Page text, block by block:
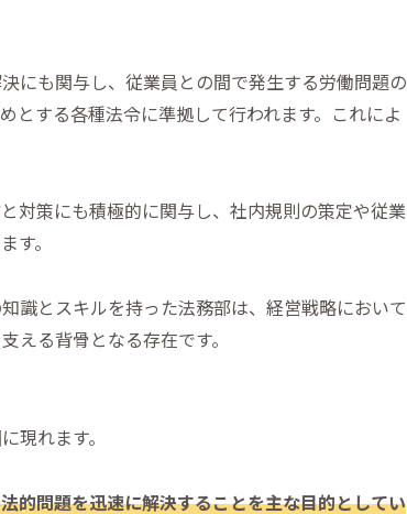
にも関与し、従業員との間で発生する労働問題の
とする各種法令に準拠して行われます。これによ
対策にも積極的に関与し、社内規則の策定や従業
す。
識とスキルを持った法務部は、経営戦略において
える背骨となる存在です。
現れます。
的問題を迅速に解決することを主な目的としてい